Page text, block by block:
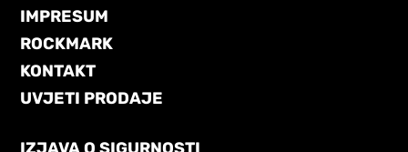
IMPRESUM
ROCKMARK
KONTAKT
UVJETI PRODAJE